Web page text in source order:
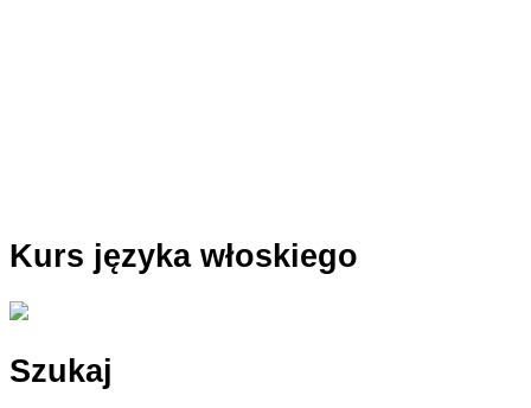
Kurs języka włoskiego
Szukaj